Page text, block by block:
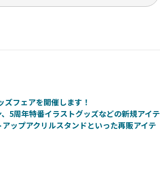
フェアを開催します！
5周年特番イラストグッズなどの新規アイテ
ップアクリルスタンドといった再販アイテ